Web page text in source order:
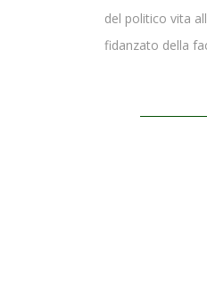
del politico vita
fidanzato della